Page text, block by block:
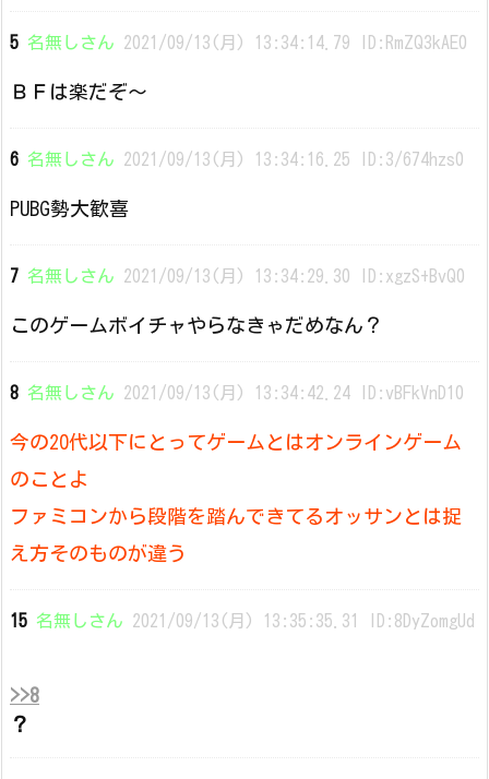
5 名無しさん 2021/09/13(月) 13:34:14.79 ID:RmZQ3kAE0
ＢＦは楽だぞ〜
6 名無しさん 2021/09/13(月) 13:34:16.25 ID:3/674hzs0
PUBG勢大歓喜
7 名無しさん 2021/09/13(月) 13:34:29.30 ID:xgzS+BvQ0
このゲームボイチャやらなきゃだめなん？
8 名無しさん 2021/09/13(月) 13:34:42.24 ID:vBFkVnD10
今の20代以下にとってゲームとはオンラインゲーム
のことよ
ファミコンから段階を踏んできてるオッサンとは捉
え方そのものが違う
15 名無しさん 2021/09/13(月) 13:35:35.31 ID:8DyZomgUd
>>8
？